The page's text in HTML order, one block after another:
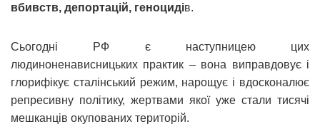
вбивств, депортацій, геноцидів.
Сьогодні РФ є наступницею цих
людиноненависницьких практик – вона виправдовує і
глорифікує сталінський режим, нарощує і вдосконалює
репресивну політику, жертвами якої уже стали тисячі
мешканців окупованих територій.